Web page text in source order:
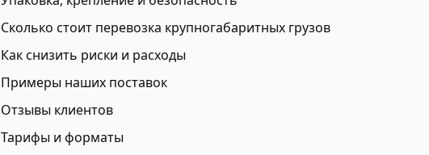
Сколько стоит перевозка крупногабаритных грузов
Как снизить риски и расходы
Примеры наших поставок
Отзывы клиентов
Тарифы и форматы